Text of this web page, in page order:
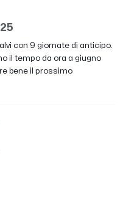
con 9 giornate di anticipo.
il tempo da ora a giugno
bene il prossimo